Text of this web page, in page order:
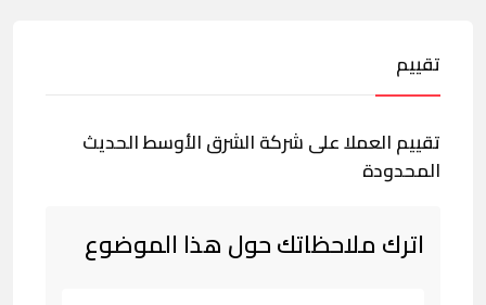
تقييم
تقييم العملا على شركة الشرق الأوسط الحديث
المحدودة
اترك ملاحظاتك حول هذا الموضوع